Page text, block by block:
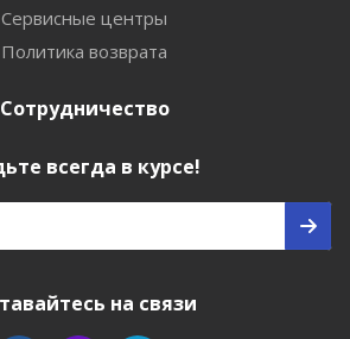
Сервисные центры
Политика возврата
Сотрудничество
всегда в курсе!
на связи